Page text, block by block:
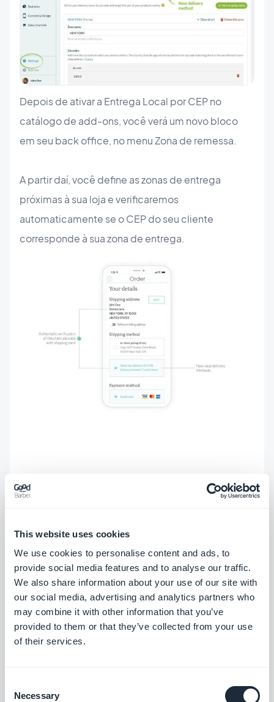
This website uses cookies
We use cookies to personalise content and ads, to
provide social media features and to analyse our traffic.
We also share information about your use of our site with
our social media, advertising and analytics partners who
may combine it with other information that you’ve
provided to them or that they’ve collected from your use
of their services.
Selection
Necessary
Depois de ativar a Entrega Local por CEP no
catálogo de add-ons, você verá um novo bloco
em seu back office, no menu Zona de remessa.
A partir daí, você define as zonas de entrega
próximas à sua loja e verificaremos
automaticamente se o CEP do seu cliente
corresponde à sua zona de entrega.